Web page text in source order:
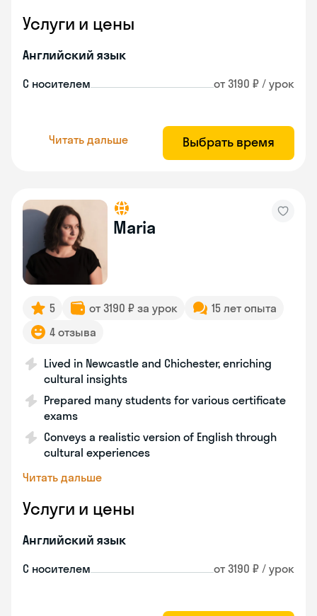
Услуги и цены
Английский язык
С носителем от 3190 ₽ / урок
Читать дальше Выбрать время
Maria
5 от 3190 ₽ за урок
15 лет опыта
4 отзыва
Lived in Newcastle and Chichester, enriching
cultural insights
Prepared many students for various certificate
exams
Conveys a realistic version of English through
cultural experiences
Читать дальше
Услуги и цены
Английский язык
С носителем от 3190 ₽ / урок